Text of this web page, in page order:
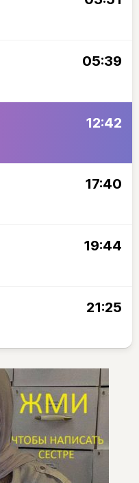
05:39
12:42
17:40
19:44
21:25